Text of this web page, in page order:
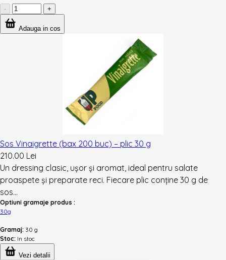
-
+
Adauga in cos
Sos Vinaigrette (bax 200 buc) – plic 30 g
210.00 Lei
Un dressing clasic, ușor și aromat, ideal pentru salate
proaspete și preparate reci. Fiecare plic conține 30 g de
sos...
Optiuni gramaje produs :
30g
Gramaj: 30 g
Stoc: In stoc
Vezi detalii